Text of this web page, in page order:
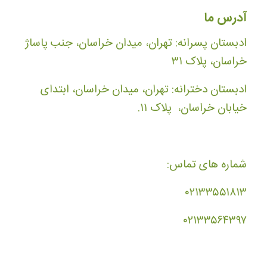
آدرس ما
ادبستان پسرانه: تهران، میدان خراسان، جنب پاساژ
خراسان، پلاک ۳۱
ادبستان دخترانه: تهران، میدان خراسان، ابتدای
خیابان خراسان، پلاک ۱۱.
شماره های تماس:
۰۲۱۳۳۵۵۱۸۱۳
۰۲۱۳۳۵۶۴۳۹۷